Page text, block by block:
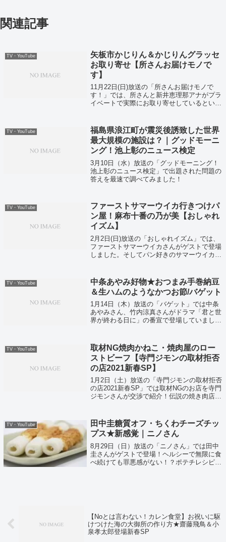
関連記事
TV・YouTube
矢板市かじりん＆かじりんグラッセ
お取り寄せ【所さんお届けモノで
す】
11月22日(日)放送の「所さんお届けモノで
す！」では、所さんと新井恵理那アナがプラ
イベートで実際にお取り寄せしているとい
せをした、栃木県矢板市の「かじりん＆か...
TV・YouTube
福島県浪江町が震災後誘致した世界
最大規模の施設は？｜グッドモーニ
ング！池上彰のニュース検定
3月10日（水）放送の「グッドモーニング！
池上彰のニュース検定」で出題された問題の
答えを最速で調べてみました！
TV・YouTube
ファーストサマーウイカ行きつけパ
ン屋！麻布十番の乃が美【おしゃれ
イズム】
2月2日(日)放送の「おしゃれイズム」では、
ファーストサマーウイカさんがゲストで登場
しました。そしてパン好きのサマーウイカさ
びました。
TV・YouTube
中条あやみ好物★おつまみ手巻納豆
＆生ハムのようなかつお節/バゲット
1月14日（木）放送の「バゲット」では中条
あやみさん、竹内涼真さんがドラマ「君と世
界が終わる日に」の番宣で登場していまし
TV・YouTube
取材NG焼肉かねこ・焼肉屋のロー
ストビーフ【寺門ジモンの取材拒否
の店2021新春SP】
1月2日（土）放送の「寺門ジモンの取材拒否
の店2021新春SP」では取材NGのお店を寺門
ジモンさんが交渉で紹介！伝説の焼き肉店も
TV・YouTube
田中圭糖質オフ・ちくわチーズチッ
プス★新感覚｜ニノさん
8月29日（日）放送の「ニノさん」では田中
圭さんがゲストで登場！ヘルシーで無限に食
べ続けても罪悪感がない！？ポテチレシピも
【Noとは言わない！カレン食堂】お祝いに駆
けつけた海の大御所の作り方★齋藤飛鳥＆小
泉孝太郎登場新春SP